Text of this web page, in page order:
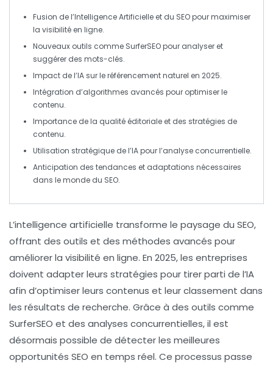
Fusion de l’Intelligence Artificielle et du SEOpour maximiser
la visibilité en ligne.
Nouveaux outils comme SurferSEOpour analyser et
suggérer des mots-clés.
Impact de l’IA sur le référencement naturel en 2025.
Intégration d’algorithmes avancés pour optimiser le
contenu.
Importance de la qualité éditoriale et des stratégies de
contenu.
Utilisation stratégique de l’IApour l’analyse concurrentielle.
Anticipation des tendances et adaptations nécessaires
dans le monde du SEO.
L’intelligence artificielle transforme le paysage du SEO,
offrant des outils et des méthodes avancés pour
améliorer la visibilité en ligne. En 2025, les entreprises
doivent adapter leurs stratégies pour tirer parti de l’IA
afin d’optimiser leurs contenus et leur classement dans
les résultats de recherche. Grâce à des outils comme
SurferSEO et des analyses concurrentielles, il est
désormais possible de détecter les meilleures
opportunités SEO en temps réel. Ce processus passe